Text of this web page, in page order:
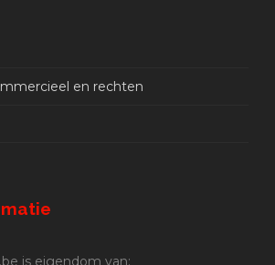
en rechten
is eigendom van: